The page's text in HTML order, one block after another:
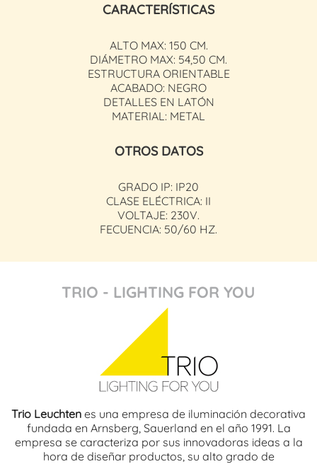
CARACTERÍSTICAS
ALTO MAX: 150 CM.
DIÁMETRO MAX: 54,50 CM.
ESTRUCTURA ORIENTABLE
ACABADO: NEGRO
DETALLES EN LATÓN
MATERIAL: METAL
OTROS DATOS
GRADO IP: IP20
CLASE ELÉCTRICA: II
VOLTAJE: 230V.
FECUENCIA: 50/60 HZ.
TRIO - LIGHTING FOR YOU
Trio Leuchten es una empresa de iluminación decorativa
fundada en Arnsberg, Sauerland en el año 1991. La
empresa se caracteriza por sus innovadoras ideas a la
hora de diseñar productos, su alto grado de